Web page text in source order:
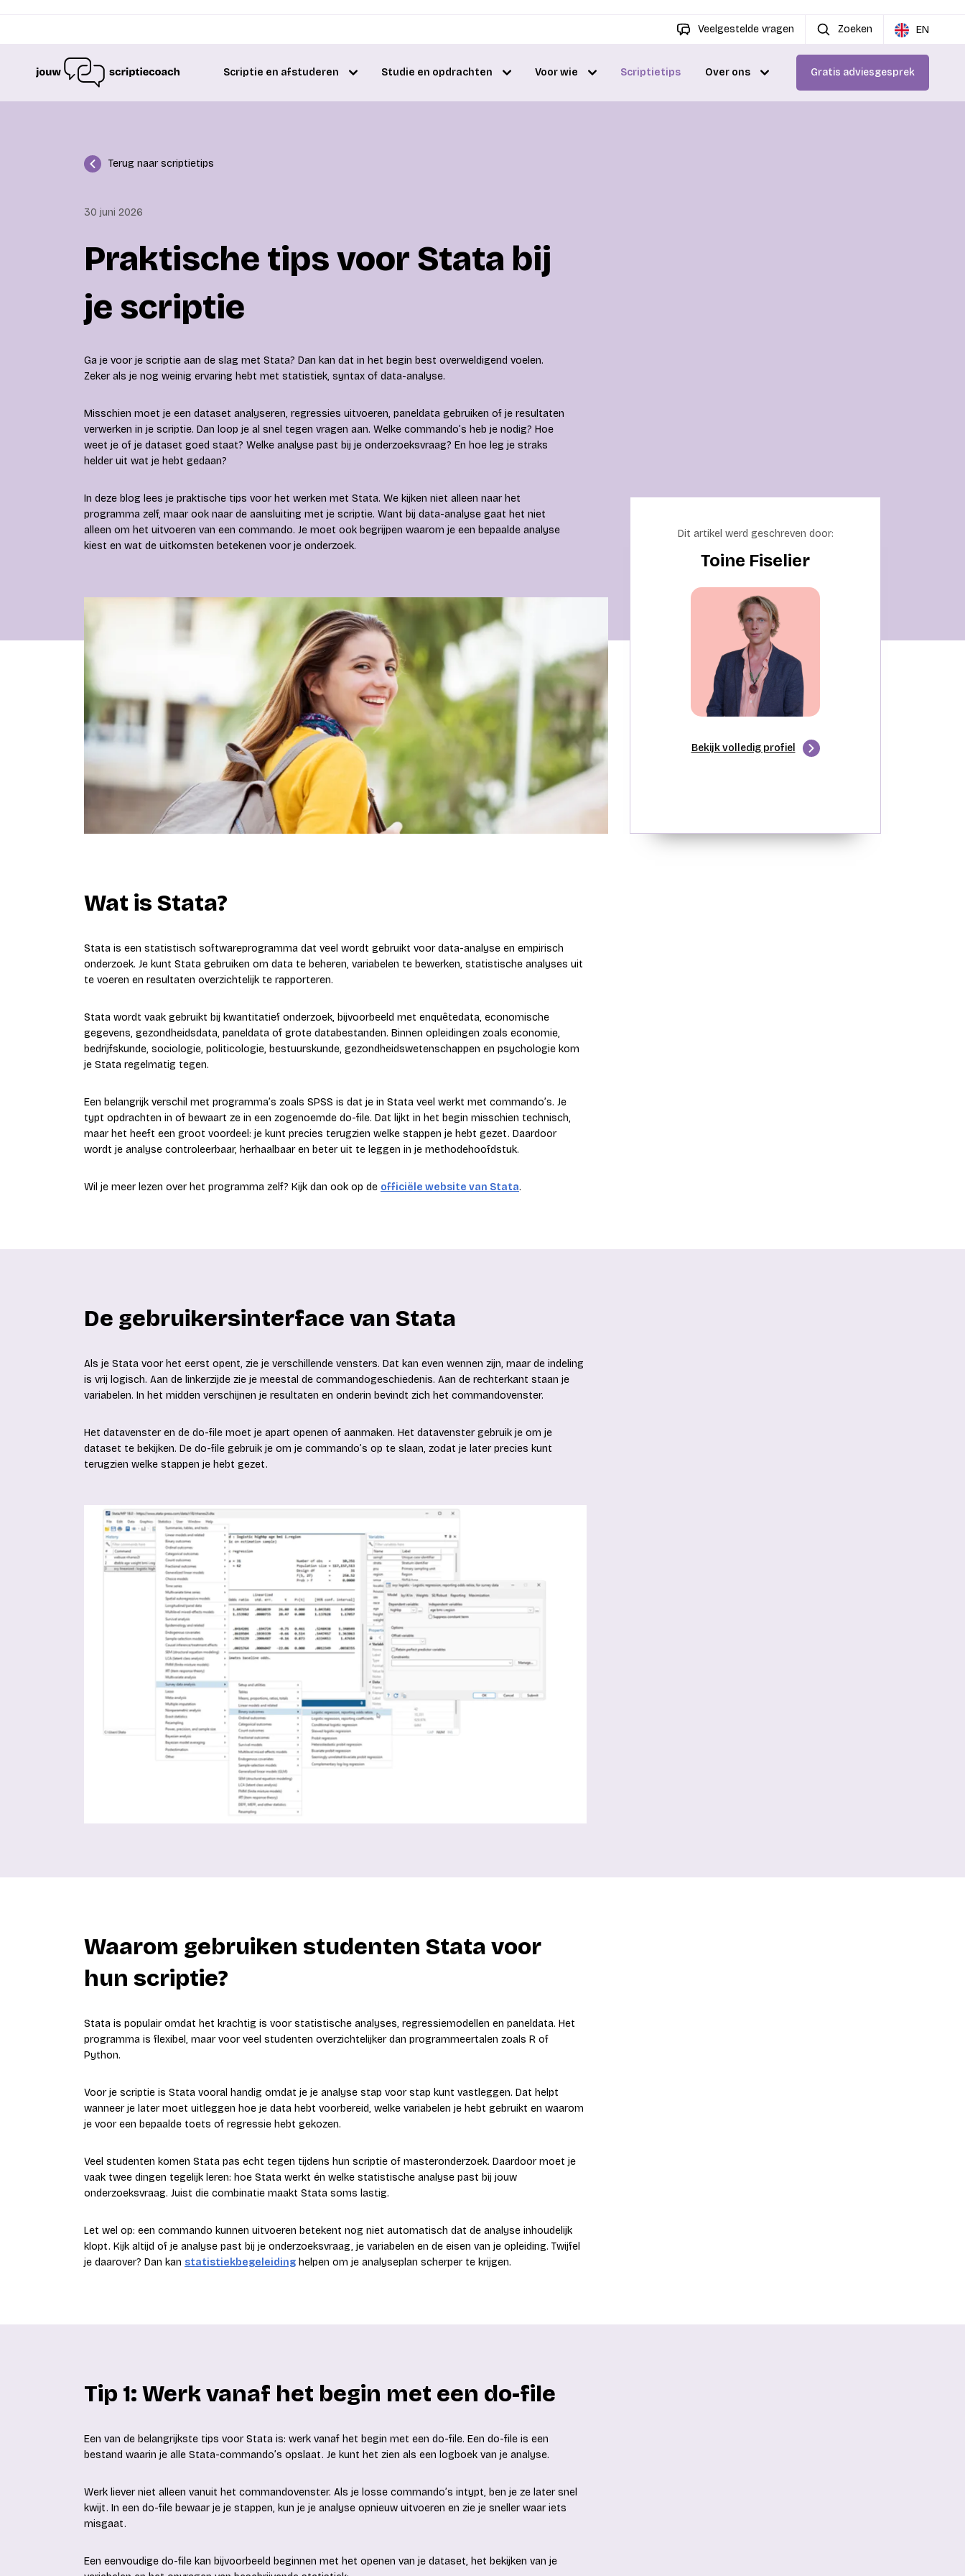
Veelgestelde vragen Zoeken EN
Scriptie en afstuderen Studie en opdrachten Voor wie Scriptietips Over ons Gratis adviesgesprek
Terug naar scriptietips
30 juni 2026
Praktische tips voor Stata bij
je scriptie
Ga je voor je scriptie aan de slag met Stata? Dan kan dat in het begin best overweldigend voelen.
Zeker als je nog weinig ervaring hebt met statistiek, syntax of data-analyse.
Misschien moet je een dataset analyseren, regressies uitvoeren, paneldata gebruiken of je resultaten
verwerken in je scriptie. Dan loop je al snel tegen vragen aan. Welke commando’s heb je nodig? Hoe
weet je of je dataset goed staat? Welke analyse past bij je onderzoeksvraag? En hoe leg je straks
helder uit wat je hebt gedaan?
In deze blog lees je praktische tips voor het werken met Stata. We kijken niet alleen naar het
programma zelf, maar ook naar de aansluiting met je scriptie. Want bij data-analyse gaat het niet
alleen om het uitvoeren van een commando. Je moet ook begrijpen waarom je een bepaalde analyse
kiest en wat de uitkomsten betekenen voor je onderzoek.
Dit artikel werd geschreven door:
Toine Fiselier
Bekijk volledig profiel
Wat is Stata?
Stata is een statistisch softwareprogramma dat veel wordt gebruikt voor data-analyse en empirisch
onderzoek. Je kunt Stata gebruiken om data te beheren, variabelen te bewerken, statistische analyses uit
te voeren en resultaten overzichtelijk te rapporteren.
Stata wordt vaak gebruikt bij kwantitatief onderzoek, bijvoorbeeld met enquêtedata, economische
gegevens, gezondheidsdata, paneldata of grote databestanden. Binnen opleidingen zoals economie,
bedrijfskunde, sociologie, politicologie, bestuurskunde, gezondheidswetenschappen en psychologie kom
je Stata regelmatig tegen.
Een belangrijk verschil met programma’s zoals SPSS is dat je in Stata veel werkt met commando’s. Je
typt opdrachten in of bewaart ze in een zogenoemde do-file. Dat lijkt in het begin misschien technisch,
maar het heeft een groot voordeel: je kunt precies terugzien welke stappen je hebt gezet. Daardoor
wordt je analyse controleerbaar, herhaalbaar en beter uit te leggen in je methodehoofdstuk.
Wil je meer lezen over het programma zelf? Kijk dan ook op de officiële website van Stata.
De gebruikersinterface van Stata
Als je Stata voor het eerst opent, zie je verschillende vensters. Dat kan even wennen zijn, maar de indeling
is vrij logisch. Aan de linkerzijde zie je meestal de commandogeschiedenis. Aan de rechterkant staan je
variabelen. In het midden verschijnen je resultaten en onderin bevindt zich het commandovenster.
Het datavenster en de do-file moet je apart openen of aanmaken. Het datavenster gebruik je om je
dataset te bekijken. De do-file gebruik je om je commando’s op te slaan, zodat je later precies kunt
terugzien welke stappen je hebt gezet.
Waarom gebruiken studenten Stata voor
hun scriptie?
Stata is populair omdat het krachtig is voor statistische analyses, regressiemodellen en paneldata. Het
programma is flexibel, maar voor veel studenten overzichtelijker dan programmeertalen zoals R of
Python.
Voor je scriptie is Stata vooral handig omdat je je analyse stap voor stap kunt vastleggen. Dat helpt
wanneer je later moet uitleggen hoe je data hebt voorbereid, welke variabelen je hebt gebruikt en waarom
je voor een bepaalde toets of regressie hebt gekozen.
Veel studenten komen Stata pas echt tegen tijdens hun scriptie of masteronderzoek. Daardoor moet je
vaak twee dingen tegelijk leren: hoe Stata werkt én welke statistische analyse past bij jouw
onderzoeksvraag. Juist die combinatie maakt Stata soms lastig.
Let wel op: een commando kunnen uitvoeren betekent nog niet automatisch dat de analyse inhoudelijk
klopt. Kijk altijd of je analyse past bij je onderzoeksvraag, je variabelen en de eisen van je opleiding. Twijfel
je daarover? Dan kan statistiekbegeleiding helpen om je analyseplan scherper te krijgen.
Tip 1: Werk vanaf het begin met een do-file
Een van de belangrijkste tips voor Stata is: werk vanaf het begin met een do-file. Een do-file is een
bestand waarin je alle Stata-commando’s opslaat. Je kunt het zien als een logboek van je analyse.
Werk liever niet alleen vanuit het commandovenster. Als je losse commando’s intypt, ben je ze later snel
kwijt. In een do-file bewaar je je stappen, kun je je analyse opnieuw uitvoeren en zie je sneller waar iets
misgaat.
Een eenvoudige do-file kan bijvoorbeeld beginnen met het openen van je dataset, het bekijken van je